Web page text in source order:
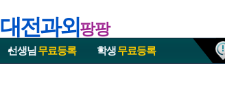
대전과외팡팡
선생님 무료등록 학생무료등록